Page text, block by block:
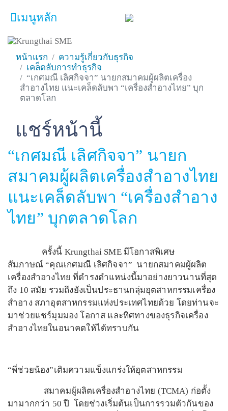
หน้าหลัก
ผลิตภัณฑ์และบริการ
โปรโมชั่น
SME Focus Magazine
คำนวณสินเชื่อเบื้องต้น
ค้นหาจุดบริการ
FOLLOW US Krungthai SME​
เมนูหลัก
หน้าแรก
ความรู้เกี่ยวกับธุรกิจ
เคล็ดลับการทำธุรกิจ
“เกศมณี เลิศกิจจา” นายกสมาคมผู้ผลิตเครื่อง
สำอางไทย แนะเคล็ดลับพา “เครื่องสำอางไทย” บุก
ตลาดโลก
แชร์หน้านี้
Facebook
“เกศมณี เลิศกิจจา” นายก
สมาคมผู้ผลิตเครื่องสำอางไทย
แนะเคล็ดลับพา “เครื่องสำอาง
ไทย” บุกตลาดโลก
ครั้งนี้ Krungthai SME มีโอกาสพิเศษ
สัมภาษณ์ “คุณเกศมณี เลิศกิจจา” นายกสมาคมผู้ผลิต
เครื่องสำอางไทย ที่ดำรงตำแหน่งนี้มาอย่างยาวนานที่สุด
ถึง 10 สมัย รวมถึงยังเป็นประธานกลุ่มอุตสาหกรรมเครื่อง
สำอาง สภาอุตสาหกรรมแห่งประเทศไทยด้วย โดยท่านจะ
มาช่วยแชร์มุมมอง โอกาส และทิศทางของธุรกิจเครื่อง
สำอางไทยในอนาคตให้ได้ทราบกัน
“พี่ช่วยน้อง”เติมความแข็งแกร่งให้อุตสาหกรรม
สมาคมผู้ผลิตเครื่องสำอางไทย (TCMA) ก่อตั้ง
มามากกว่า 50 ปี โดยช่วงเริ่มต้นเป็นการรวมตัวกันของ